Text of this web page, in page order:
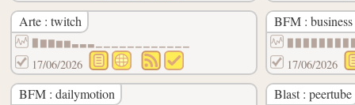
Arte : twitch
▉▇▇▆▆▃▃▃▁▁▁▁▁▁▁▁▁▁▁▁
17/06/2026
BFM :
17/06/2026
BFM : dailymotion Blast : peertube